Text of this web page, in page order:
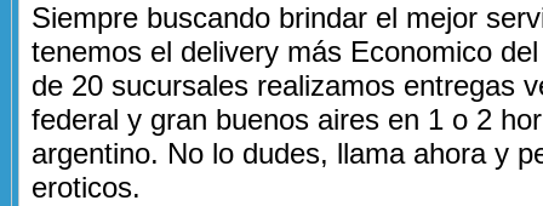
Siempre buscando brindar el mejor
tenemos el delivery más Economico
de 20 sucursales realizamos entregas
federal y gran buenos aires en 1 o 2
argentino. No lo dudes, llama ahora y
eroticos.